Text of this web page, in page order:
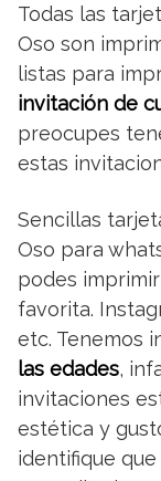
Todas las
Oso son
listas para
invitación de
preocupes
estas
Sencillas
Oso para
podes
favorita.
etc. Tenemos
las edades,
invitaciones
estética y
identifique